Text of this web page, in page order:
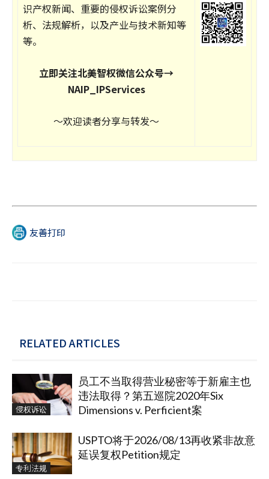
识产权新闻、重要的侵权诉讼案例分
析、法规解析，以及产业与技术新知等
等。
立即关注北美智权微信公众号→
NAIP_IPServices
～欢迎读者分享与转发～
友善打印
RELATED ARTICLES
侵权诉讼
员工不当取得营业秘密等于新雇主也
违法取得？第五巡院2020年Six
Dimensions v. Perficient案
专利法规
USPTO将于2026/08/13再收紧非故意
延误复权Petition规定